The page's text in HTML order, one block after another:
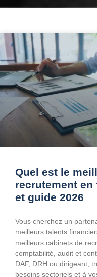
Quel est le
recrutement en
et guide 2026
Vous cherchez un
meilleurs talents
meilleurs cabinets de
comptabilité, audit et
DAF, DRH ou dirigeant,
besoins sectoriels et à